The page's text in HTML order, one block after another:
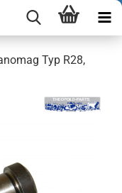
Typ R28,